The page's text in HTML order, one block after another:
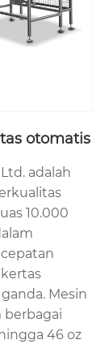
otomatis
adalah
10.000
Mesin
berbagai
46 oz